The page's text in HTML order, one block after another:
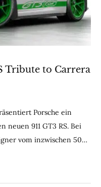
Tribute to Carrera
Porsche ein
neuen 911 GT3 RS. Bei
vom inzwischen 50…